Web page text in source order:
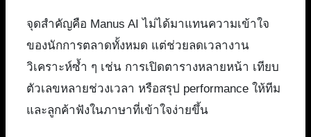
จุดสำคัญคือ Manus AI ไม่ได้มาแทนความเข้าใจ
ของนักการตลาดทั้งหมด แต่ช่วยลดเวลางาน
วิเคราะห์ซ้ำ ๆ เช่น การเปิดตารางหลายหน้า เทียบ
ตัวเลขหลายช่วงเวลา หรือสรุป performance ให้ทีม
และลูกค้าฟังในภาษาที่เข้าใจง่ายขึ้น